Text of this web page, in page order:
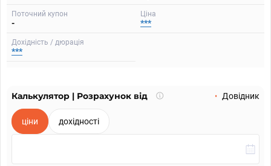
Поточний купон
-
Ціна
***
Дохідність / дюрація
***
Калькулятор | Розрахунок від
Що
Довідник
ціни дохідності